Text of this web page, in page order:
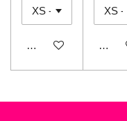
In winkelwagen In